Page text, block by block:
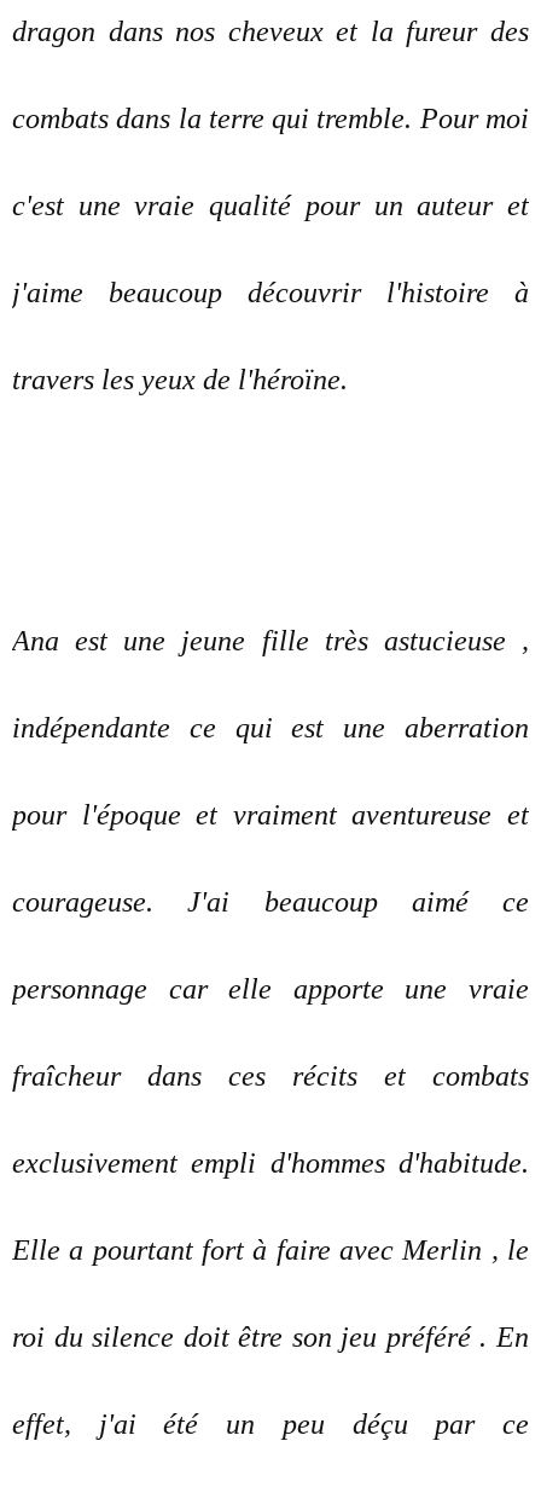
dragon dans nos cheveux et la fureur des
combats dans la terre qui tremble. Pour moi
c'est une vraie qualité pour un auteur et
j'aime beaucoup découvrir l'histoire à
travers les yeux de l'héroïne.
Ana est une jeune fille très astucieuse ,
indépendante ce qui est une aberration
pour l'époque et vraiment aventureuse et
courageuse. J'ai beaucoup aimé ce
personnage car elle apporte une vraie
fraîcheur dans ces récits et combats
exclusivement empli d'hommes d'habitude.
Elle a pourtant fort à faire avec Merlin , le
roi du silence doit être son jeu préféré . En
effet, j'ai été un peu déçu par ce